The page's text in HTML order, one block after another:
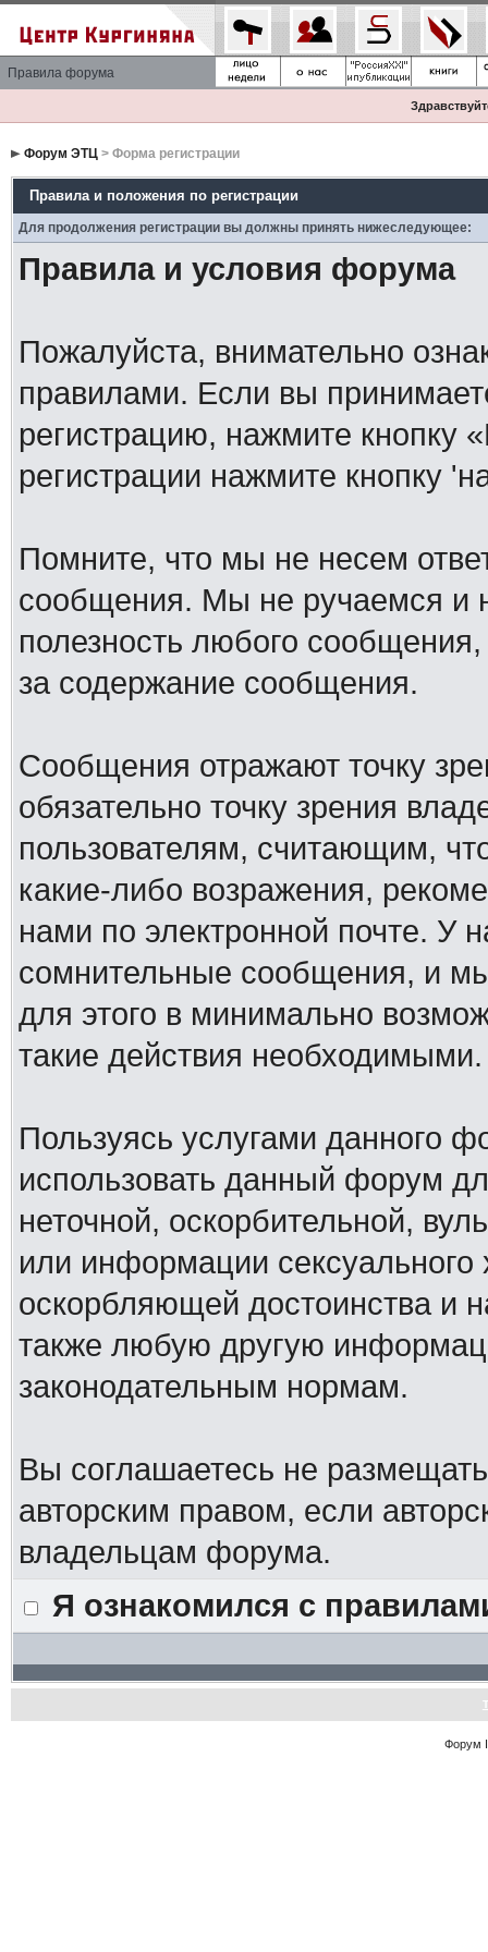
Правила форума
Форум ЭТЦ> Форма регистрации
Правила и положения по регистрации
Для продолжения регистрации вы должны принять нижеследующее:
Правила и условия форума
Пожалуйста, внимательно
правилами. Если вы
регистрацию, нажмите кнопку
регистрации нажмите кнопку
Помните, что мы не несем
сообщения. Мы не ручаемся и
полезность любого
за содержание сообщения.
Сообщения отражают точку
обязательно точку зрения
пользователям, считающим,
какие-либо возражения,
нами по электронной почте. У
сомнительные сообщения, и
для этого в минимально
такие действия необходимыми.
Пользуясь услугами данного
использовать данный форум
неточной, оскорбительной,
или информации
оскорбляющей достоинства и
также любую другую
законодательным нормам.
Вы соглашаетесь не
авторским правом, если
владельцам форума.
Я ознакомился с
Форум